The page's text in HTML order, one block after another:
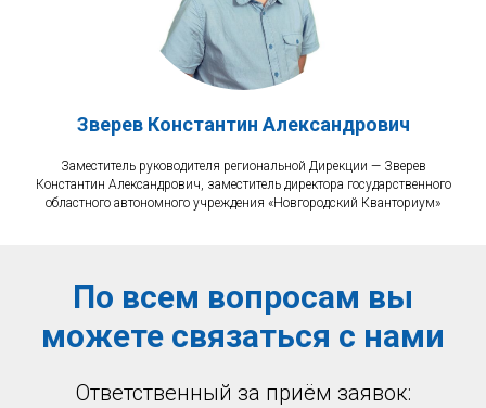
Зверев Константин Александрович
Заместитель руководителя региональной Дирекции — Зверев
Константин Александрович, заместитель директора государственного
областного автономного учреждения «Новгородский Кванториум»
По всем вопросам вы
можете связаться с нами
Ответственный за приём заявок: